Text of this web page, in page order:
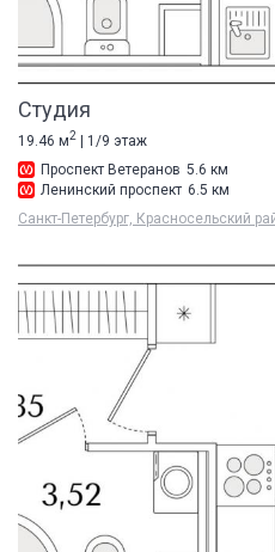
Студия
19.46 м2
| 1/9 этаж
Проспект Ветеранов 5.6 км
Ленинский проспект 6.5 км
Санкт-Петербург, Красносельский